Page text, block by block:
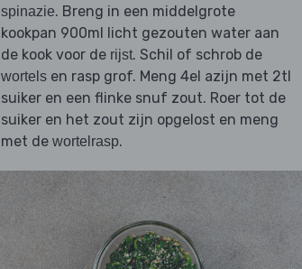
spinazie. Breng in een middelgrote
kookpan 900ml licht gezouten water aan
de kook voor de rijst. Schil of schrob de
wortels en rasp grof. Meng 4el azijn met 2tl
suiker en een flinke snuf zout. Roer tot de
suiker en het zout zijn opgelost en meng
met de wortelrasp.